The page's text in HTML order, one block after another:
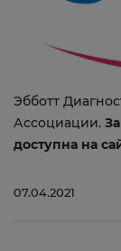
Эбботт
Ассоциации.
доступна на
07.04.2021